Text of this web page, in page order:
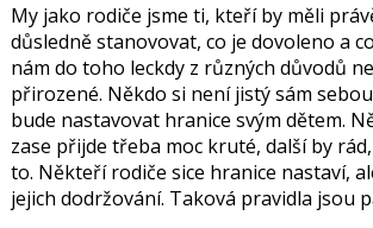
My jako rodiče jsme ti, kteří by měli
důsledně stanovovat, co je dovoleno a
nám do toho leckdy z různých důvodů
přirozené. Někdo si není jistý sám
bude nastavovat hranice svým dětem.
zase přijde třeba moc kruté, další by
to. Někteří rodiče sice hranice nastaví,
jejich dodržování. Taková pravidla jsou